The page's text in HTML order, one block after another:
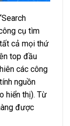
cụ tìm
cả mọi thứ
top đầu
các công
nguồn
hiển thị). Từ
được